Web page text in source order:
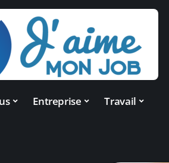
Entreprise Travail